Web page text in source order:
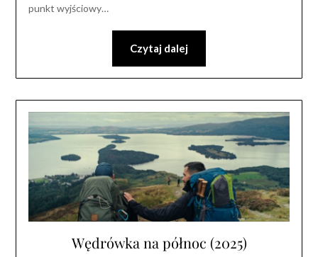
punkt wyjściowy…
Czytaj dalej
Wędrówka na północ (2025)